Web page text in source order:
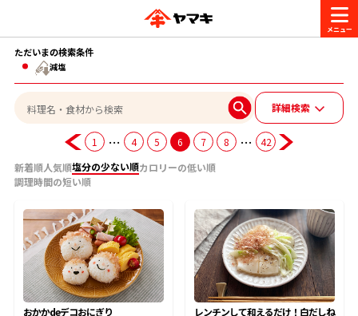
商品情報
ヤマキ『めんつゆ』 ヤマキ 割烹白だし
レシピ
おいしいレシピを探す
おいしいレシピトップ
主食レシピ
かつお節・だしを楽しむ
かつお節・だしを知る
だしの取り方
CM・キャンペーン
キャンペーン一覧
企業・採用情報
企業情報
お問い合わせ
ただいまの検索条件
減塩
詳細検索
1 … 4 5 6 7 8 …
42
新着順人気順塩分の少ない順カロリーの低い順
調理時間の短い順
おかかdeデコおにぎり
レンチンして和えるだけ！白だしね